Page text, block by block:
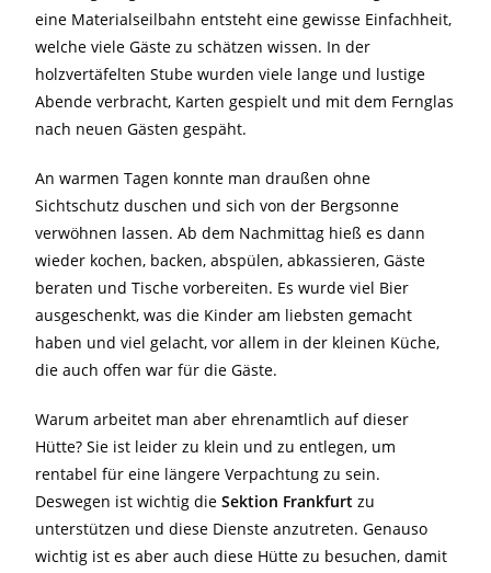
eine Materialseilbahn entsteht eine gewisse Einfachheit,
welche viele Gäste zu schätzen wissen. In der
holzvertäfelten Stube wurden viele lange und lustige
Abende verbracht, Karten gespielt und mit dem Fernglas
nach neuen Gästen gespäht.
An warmen Tagen konnte man draußen ohne
Sichtschutz duschen und sich von der Bergsonne
verwöhnen lassen. Ab dem Nachmittag hieß es dann
wieder kochen, backen, abspülen, abkassieren, Gäste
beraten und Tische vorbereiten. Es wurde viel Bier
ausgeschenkt, was die Kinder am liebsten gemacht
haben und viel gelacht, vor allem in der kleinen Küche,
die auch offen war für die Gäste.
Warum arbeitet man aber ehrenamtlich auf dieser
Hütte? Sie ist leider zu klein und zu entlegen, um
rentabel für eine längere Verpachtung zu sein.
Deswegen ist wichtig dieSektion Frankfurtzu
unterstützen und diese Dienste anzutreten. Genauso
wichtig ist es aber auch diese Hütte zu besuchen, damit